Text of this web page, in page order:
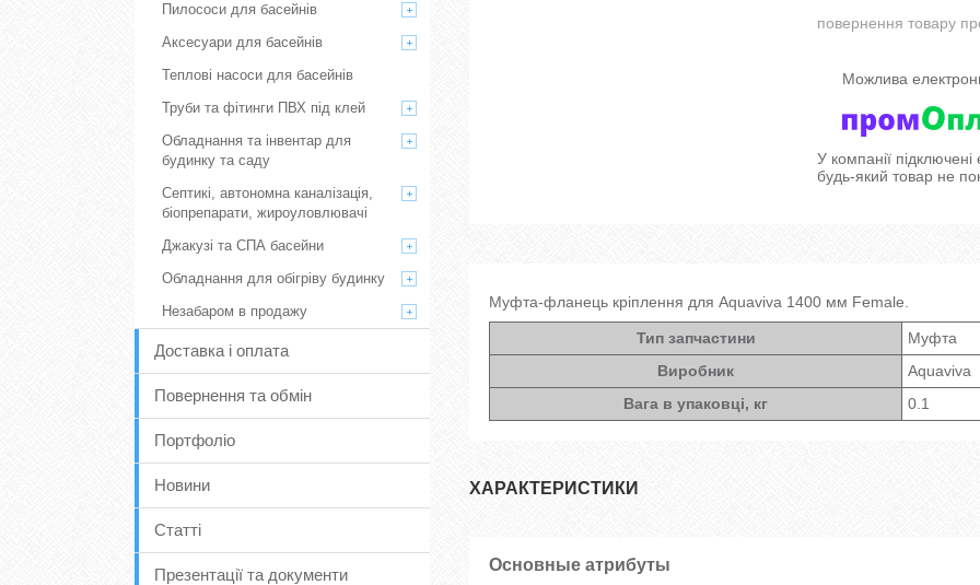
повернення товару
У компанії
будь-який товар не
Муфта-фланець кріплення для Aquaviva 1400 мм Female.
Тип запчастини
Муфта
Виробник
Aquaviva
Вага в упаковці, кг
0.1
ХАРАКТЕРИСТИКИ
Основные атрибуты
Пилососи для басейнів
Аксесуари для басейнів
Теплові насоси для басейнів
Труби та фітинги ПВХ під клей
Обладнання та інвентар для
будинку та саду
Септикі, автономна каналізація,
біопрепарати, жироуловлювачі
Джакузі та СПА басейни
Обладнання для обігріву будинку
Незабаром в продажу
Доставка і оплата
Повернення та обмін
Портфоліо
Новини
Статті
Презентації та документи